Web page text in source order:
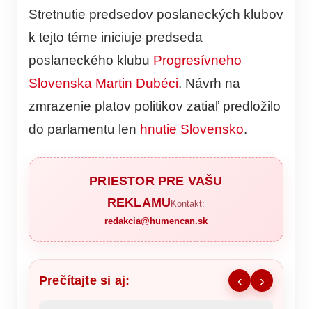
Stretnutie predsedov poslaneckých klubov
k tejto téme iniciuje predseda
poslaneckého klubu Progresívneho
Slovenska Martin Dubéci. Návrh na
zmrazenie platov politikov zatiaľ predložilo
do parlamentu len hnutie Slovensko.
PRIESTOR PRE VAŠU
REKLAMU Kontakt:
redakcia@humencan.sk
Prečítajte si aj: ‹ ›